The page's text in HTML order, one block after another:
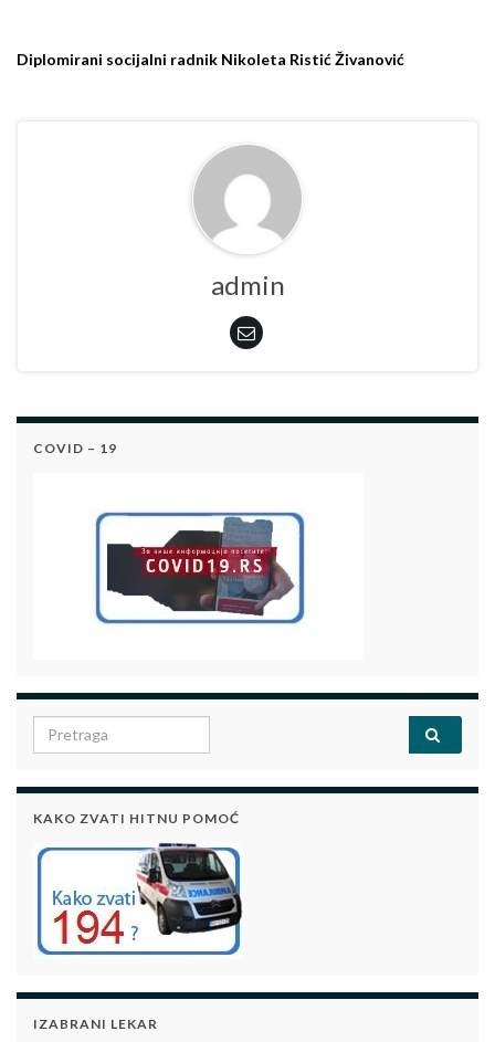
Diplomirani socijalni radnik Nikoleta Ristić Živanović
admin
COVID – 19
Search for:
KAKO ZVATI HITNU POMOĆ
IZABRANI LEKAR